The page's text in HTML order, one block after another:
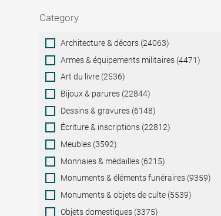
Category
Category
Architecture & décors (24063)
Armes & équipements militaires (4471)
Art du livre (2536)
Bijoux & parures (22844)
Dessins & gravures (6148)
Écriture & inscriptions (22812)
Meubles (3592)
Monnaies & médailles (6215)
Monuments & éléments funéraires (9359)
Monuments & objets de culte (5539)
Objets domestiques (3375)